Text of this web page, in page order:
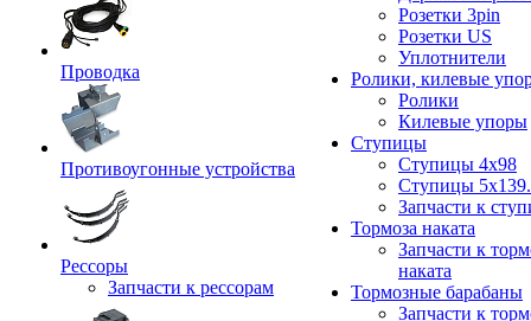
Проводка
Противоугонные устройства
Рессоры
Запчасти к рессорам
Розетки 3pin
Розетки US
Уплотнители
Ролики, килевые
Ролики
Килевые упоры
Ступицы
Ступицы 4x98
Ступицы
Запчасти к
Тормоза наката
Запчасти к
наката
Тормозные барабаны
Запчасти к